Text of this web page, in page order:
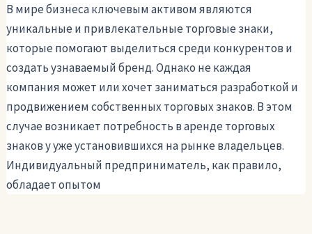
В мире бизнеса ключевым активом являются
уникальные и привлекательные торговые знаки,
которые помогают выделиться среди конкурентов и
создать узнаваемый бренд. Однако не каждая
компания может или хочет заниматься разработкой и
продвижением собственных торговых знаков. В этом
случае возникает потребность в аренде торговых
знаков у уже установившихся на рынке владельцев.
Индивидуальный предприниматель, как правило,
обладает опытом